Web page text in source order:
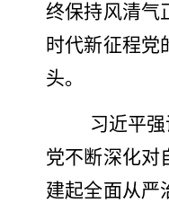
终保持风清气
时代新征程党
头。
习近平
党不断深化对
建起全面从严